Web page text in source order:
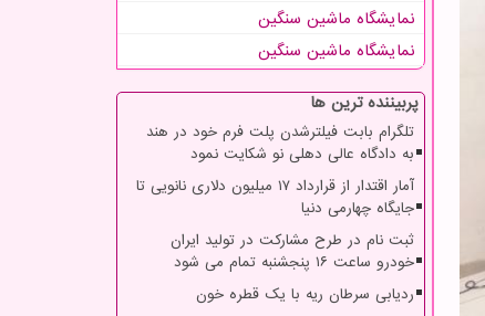
نمایشگاه ماشین سنگین
نمایشگاه ماشین سنگین
پربیننده ترین ها
تلگرام بابت فیلترشدن پلت فرم خود در هند
به دادگاه عالی دهلی نو شکایت نمود
آمار اقتدار از قرارداد ۱۷ میلیون دلاری نانویی تا
جایگاه چهارمی دنیا
ثبت نام در طرح مشارکت در تولید ایران
خودرو ساعت ۱۶ پنجشنبه تمام می شود
ردیابی سرطان ریه با یک قطره خون